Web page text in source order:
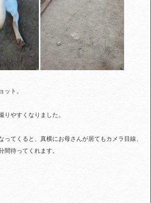
ット。
りやすくなりました。
ってくると、真横にお母さんが居てもカメラ目線、
間待ってくれます。